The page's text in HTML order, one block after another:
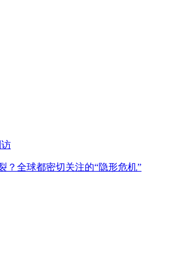
？全球都密切关注的“隐形危机”